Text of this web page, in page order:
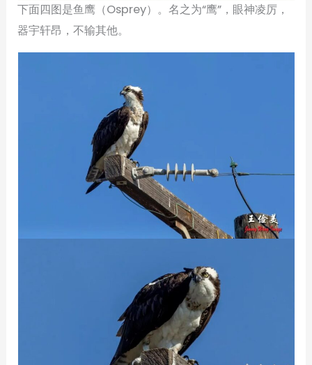
下面四图是鱼鹰（Osprey）。名之为“鹰”，眼神凌厉，
器宇轩昂，不输其他。